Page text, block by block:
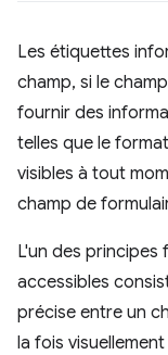
Les étiquettes
champ, si le
fournir des
telles que le
visibles à tout
champ de
L'un des principes
accessibles
précise entre un
la fois